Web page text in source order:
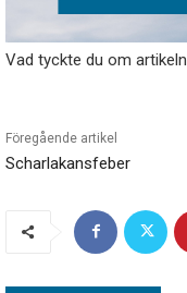
Vad tyckte du om
Föregående artikel
Scharlakansfeber